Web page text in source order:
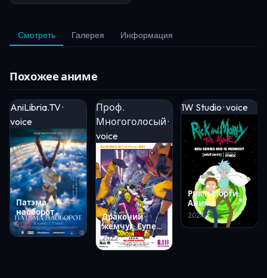
Смотреть Галерея Информация
Похожее аниме
AniLibria.TV ·
voice
Патэма
наоборот
2013
Проф.
Многоголосый ·
voice
Драконий
жемчуг: Супер
— супергерой
2022
1W Studio · voice
Рик и Морти:
Аниме
2024